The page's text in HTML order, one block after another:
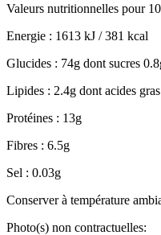
Valeurs nutritionnelles pour
Energie : 1613 kJ / 381 kcal
Glucides : 74g dont sucres
Lipides : 2.4g dont acides
Protéines : 13g
Fibres : 6.5g
Sel : 0.03g
Conserver à température
Photo(s) non contractuelles: